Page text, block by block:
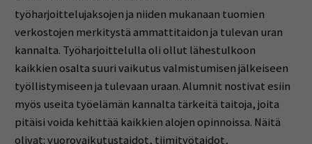
työharjoittelujaksojen ja niiden mukanaan tuomien
verkostojen merkitystä ammattitaidon ja tulevan uran
kannalta. Työharjoittelulla oli ollut lähestulkoon
kaikkien osalta suuri vaikutus valmistumisen jälkeiseen
työllistymiseen ja tulevaan uraan. Alumnit nostivat esiin
myös useita työelämän kannalta tärkeitä taitoja, joita
pitäisi voida kehittää kaikkien alojen opinnoissa. Näitä
olivat: vuorovaikutustaidot, tiimityötaidot,